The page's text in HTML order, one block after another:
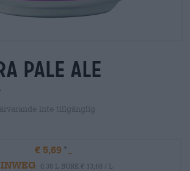
pale ale
inte tillgänglig
€ 5,69
0,38 L BURK € 13,68 / L